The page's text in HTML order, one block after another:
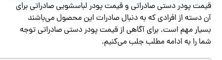
قیمت پودر دستی صادراتی و قیمت پودر لباسشویی صادراتی برای
آن دسته از افرادی که به دنبال صادرات این محصول می‌باشند
بسیار مهم است. برای آگاهی از قیمت پودر دستی صادراتی توجه
شما را به ادامه مطلب جلب می‌کنیم.